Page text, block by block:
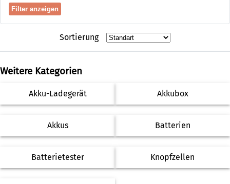
Filter anzeigen
Sortierung
Weitere Kategorien
Akku-Ladegerät Akkubox
Akkus Batterien
Batterietester Knopfzellen